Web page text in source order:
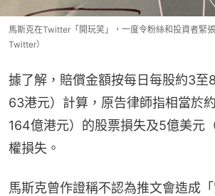
馬斯克在Twitter「開玩笑」，一度令粉絲和投資者緊
Twitter）
據了解，賠償金額按每日每股約3至
63港元）計算，原告律師指相當於
164億港元）的股票損失及5億美元
權損失。
馬斯克曾作證稱不認為推文會造成